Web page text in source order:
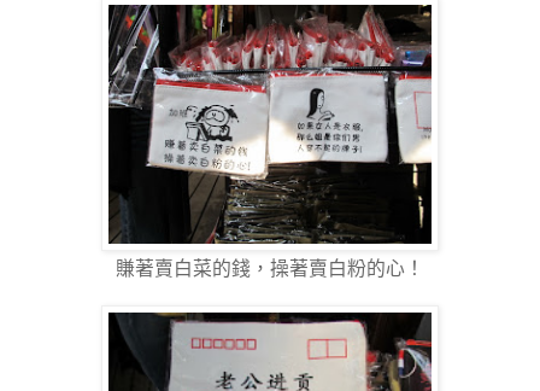
賺著賣白菜的錢，操著賣白粉的心！